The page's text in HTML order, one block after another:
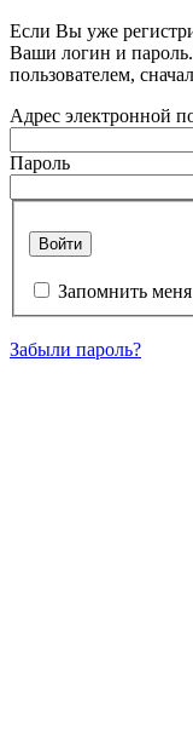
Если Вы уже
Ваши логин и
пользователем,
Адрес электронной
Пароль
Войти
Запомнить меня
Забыли пароль?